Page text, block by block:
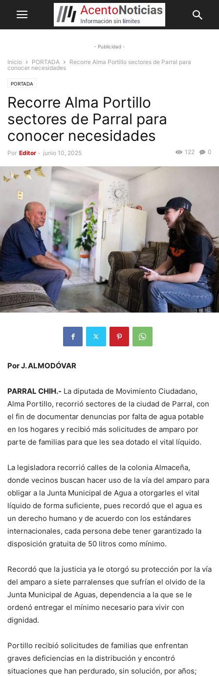
- Publicidad -
Inicio PORTADA
Recorre Alma Portillo sectores de Parral para
conocer necesidades
PORTADA
Recorre Alma Portillo
sectores de Parral para
conocer necesidades
Por Editor - junio 10, 2025 0
122
Por J. ALMODÓVAR
PARRAL CHIH.- La diputada de Movimiento Ciudadano,
Alma Portillo, recorrió sectores de la ciudad de Parral, con
el fin de documentar denuncias por falta de agua potable
en los hogares y recibió más solicitudes de amparo por
parte de familias para que les sea dotado el vital líquido.
La legisladora recorrió calles de la colonia Almaceña,
donde vecinos buscan hacer uso de la vía del amparo para
obligar a la Junta Municipal de Agua a otorgarles el vital
líquido de forma suficiente, pues recordó que el agua es
un derecho humano y de acuerdo con los estándares
internacionales, cada persona debe tener garantizado la
disposición gratuita de 50 litros como mínimo.
Recordó que la justicia ya le otorgó su protección por la vía
del amparo a siete parralenses que sufrían el olvido de la
Junta Municipal de Aguas, dependencia a la que se le
ordenó entregar el mínimo necesario para vivir con
dignidad.
Portillo recibió solicitudes de familias que enfrentan
graves deficiencias en la distribución y encontró
situaciones que han perdurado, sin solución, por años;